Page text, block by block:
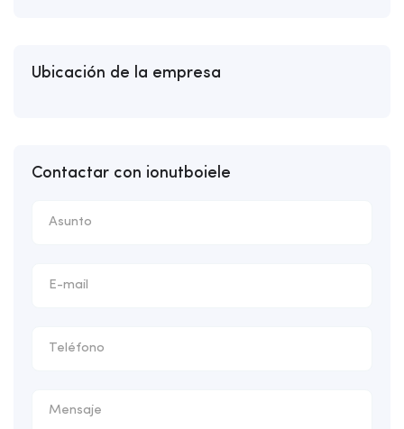
Ubicación de la empresa
Contactar con ionutboiele